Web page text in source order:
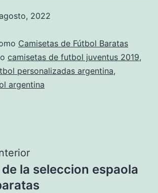
2022
Camisetas de Fútbol Baratas
camisetas de futbol juventus 2019,
personalizadas argentina,
argentina
la seleccion espaola